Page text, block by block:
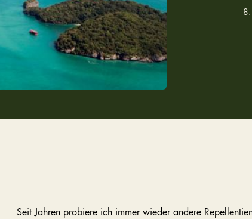
8.
Seit Jahren probiere ich immer wieder andere